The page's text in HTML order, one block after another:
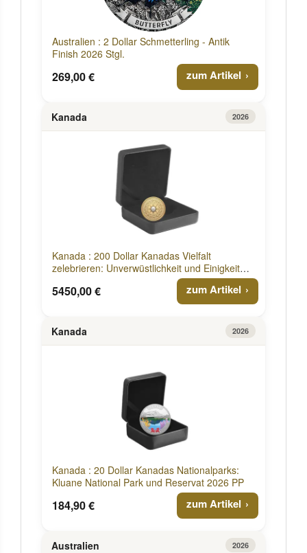
Australien : 2 Dollar Schmetterling - Antik
Finish 2026 Stgl.
269,00 € zum Artikel
Kanada 2026
Kanada : 200 Dollar Kanadas Vielfalt
zelebrieren: Unverwüstlichkeit und Einigkeit
5450,00 € zum Artikel
Kanada 2026
Kanada : 20 Dollar Kanadas Nationalparks:
Kluane National Park und Reservat 2026 PP
184,90 € zum Artikel
Australien 2026